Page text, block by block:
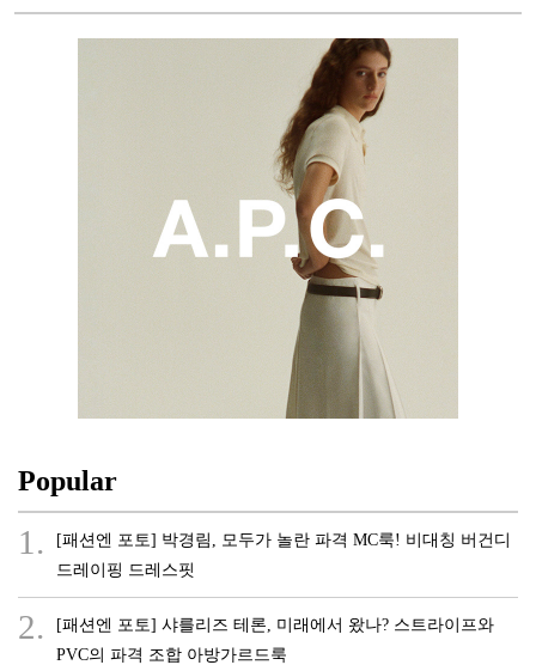
Popular
1.
[패션엔 포토] 박경림, 모두가 놀란 파격 MC룩! 비대칭 버건디
드레이핑 드레스핏
2.
[패션엔 포토] 샤를리즈 테론, 미래에서 왔나? 스트라이프와
PVC의 파격 조합 아방가르드룩